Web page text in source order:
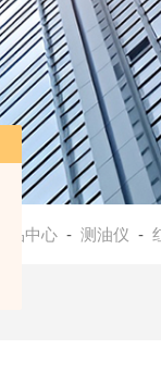
产品中心- 测油仪 -